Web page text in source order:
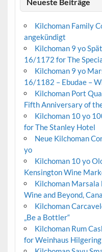
Kilchoman Family
angekündigt
Kilchoman 9 yo
16/1172 for The
Kilchoman 9 yo
16/1182 – Ebudae –
Kilchoman Port
Fifth Anniversary of
Kilchoman 10 yo
for The Stanley Hotel
Neue Kilchoman
yo
Kilchoman 10 yo
Kensington Wine
Kilchoman
Wine and Beyond,
Kilchoman
„Be a Bottler“
Kilchoman Rum
for Weinhaus Hilgering